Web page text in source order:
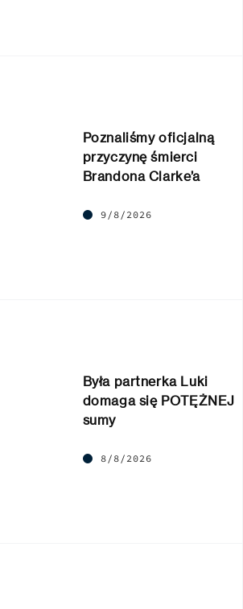
Poznaliśmy oficjalną
przyczynę śmierci
Brandona Clarke’a
9/8/2026
Była partnerka Luki
domaga się POTĘŻNEJ
sumy
8/8/2026